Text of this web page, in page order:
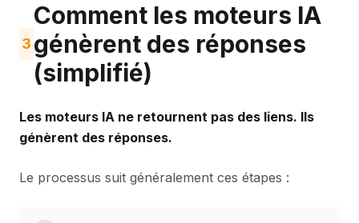
3
Comment les moteurs IA
génèrent des réponses
(simplifié)
Les moteurs IA ne retournent pas des liens. Ils
génèrent des réponses.
Le processus suit généralement ces étapes :